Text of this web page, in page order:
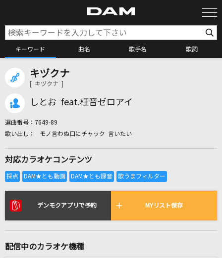
キーワード 曲名 歌手名 歌詞
全国りれき
リアルタイムで歌われている曲の一覧
キヅクナ
[ キヅクナ ]
しとお feat.枉音ゼロアイ
選曲番号： 7649-89
モノ言わぬ口にチャック 言いたい
対応カラオケコンテンツ
デンモクアプリで予約 MYリスト保存
配信中のカラオケ機種